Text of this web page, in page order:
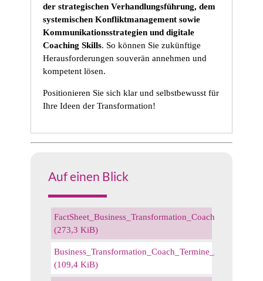
der strategischen Verhandlungsführung, dem
systemischen Konfliktmanagement sowie
Kommunikationsstrategien und digitale
Coaching Skills. So können Sie zukünftige
Herausforderungen souverän annehmen und
kompetent lösen.
Positionieren Sie sich klar und selbstbewusst für
Ihre Ideen der Transformation!
Auf einen Blick
FactSheet_Business_Transformation_Coach.pdf
(273,3 KiB)
Business_Transformation_Coach_Termine_2026.pdf
(109,4 KiB)